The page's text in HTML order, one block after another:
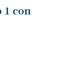
1 con